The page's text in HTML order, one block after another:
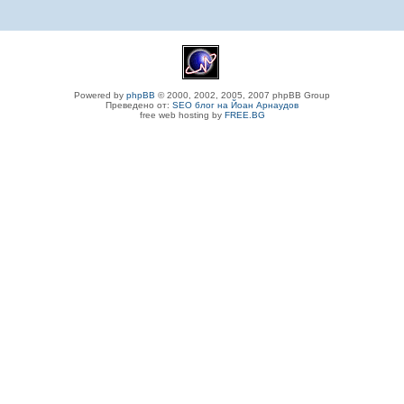
Powered by phpBB © 2000, 2002, 2005, 2007 phpBB Group
Преведено от: SEO блог на Йоан Арнаудов
free web hosting by FREE.BG